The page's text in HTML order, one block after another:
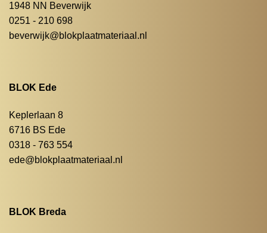
1948 NN Beverwijk
0251 - 210 698
beverwijk@blokplaatmateriaal.nl
BLOK Ede
Keplerlaan 8
6716 BS Ede
0318 - 763 554
ede@blokplaatmateriaal.nl
BLOK Breda